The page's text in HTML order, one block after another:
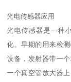
光电传感器应用
光电传感器是一种
化。早期的用来检
设备，发射器带一
一个真空管放大器